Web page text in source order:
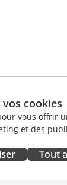
cookies
vous offrir
et des
Tout